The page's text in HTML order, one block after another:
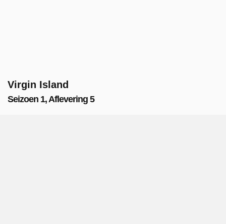
Virgin Island
Seizoen 1, Aflevering 5